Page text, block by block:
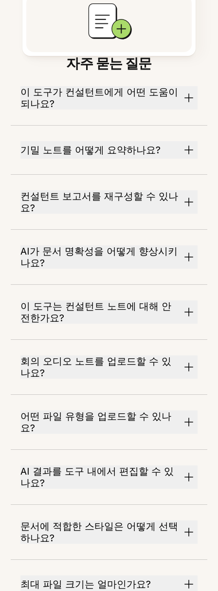
자주 묻는 질문
이 도구가 컨설턴트에게 어떤 도움이
되나요?
기밀 노트를 어떻게 요약하나요?
컨설턴트 보고서를 재구성할 수 있나
요?
AI가 문서 명확성을 어떻게 향상시키
나요?
이 도구는 컨설턴트 노트에 대해 안
전한가요?
회의 오디오 노트를 업로드할 수 있
나요?
어떤 파일 유형을 업로드할 수 있나
요?
AI 결과를 도구 내에서 편집할 수 있
나요?
문서에 적합한 스타일은 어떻게 선택
하나요?
최대 파일 크기는 얼마인가요?